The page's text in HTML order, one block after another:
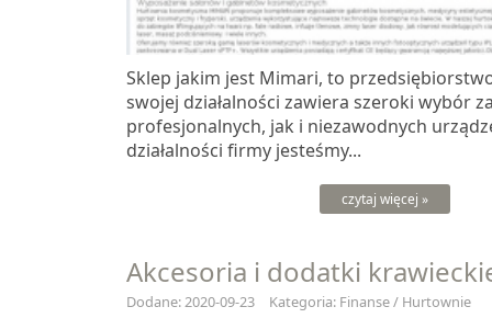
Sklep jakim jest Mimari, to
swojej działalności zawiera szeroki wybór
profesjonalnych, jak i niezawodnych
działalności firmy jesteśmy...
czytaj więcej »
Akcesoria i dodatki
Dodane: 2020-09-23 Kategoria: Finanse / Hurtownie